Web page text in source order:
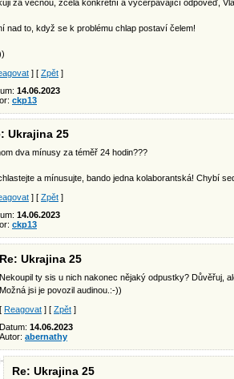
za věcnou, zcela konkrétní a vyčerpávající odpověď,
nad to, když se k problému chlap postaví čelem!
] [ Zpět ]
14.06.2023
ckp13
Ukrajina 25
dva mínusy za téměř 24 hodin???
a mínusujte, bando jedna kolaborantská! Chybí
] [ Zpět ]
14.06.2023
ckp13
Re: Ukrajina 25
Nekoupil ty sis u nich nakonec nějaký odpustky? Důvěřuj,
Možná jsi je povozil audinou.:-))
[ Reagovat ] [ Zpět ]
Datum: 14.06.2023
Autor: abernathy
Re: Ukrajina 25